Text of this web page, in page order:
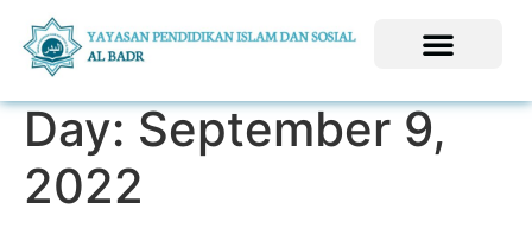
Day: September 9,
2022